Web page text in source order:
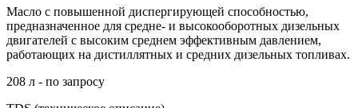
Масло с повышенной диспергирующей способностью,
предназначенное для средне- и высокооборотных дизельных
двигателей с высоким среднем эффективным давлением,
работающих на дистиллятных и средних дизельных топливах.
208 л - по запросу